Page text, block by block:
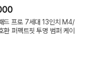
드 프로 7세대 13인치 M4/
환 퍼펙트핏 투명 범퍼 케이